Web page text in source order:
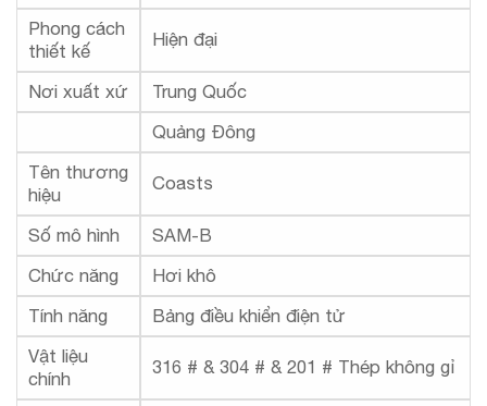
Phong cách
thiết kế
Hiện đại
Nơi xuất xứ
Trung Quốc
Quảng Đông
Tên thương
hiệu
Coasts
Số mô hình
SAM-B
Chức năng
Hơi khô
Tính năng
Bảng điều khiển điện tử
Vật liệu
chính
316 # & 304 # & 201 # Thép không gỉ